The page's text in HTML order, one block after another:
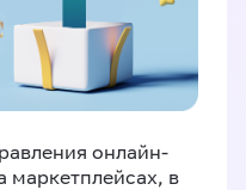
онлайн-
маркетплейсах, в